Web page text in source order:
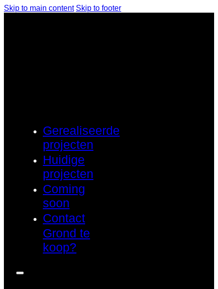
Skip to main content Skip to footer
Gerealiseerde
projecten
Huidige
projecten
Coming
soon
Contact
Grond te
koop?